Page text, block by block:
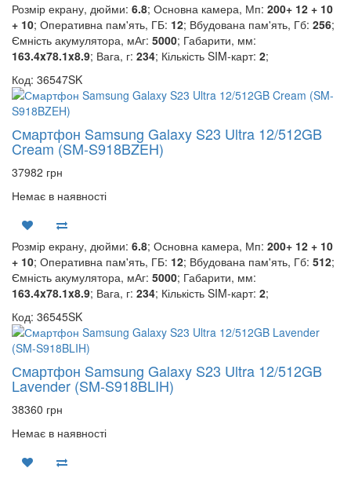
Розмір екрану, дюйми: 6.8; Основна камера, Мп: 200+ 12 + 10
+ 10; Оперативна пам'ять, ГБ: 12; Вбудована пам'ять, Гб: 256;
Ємність акумулятора, мАг: 5000; Габарити, мм:
163.4x78.1x8.9; Вага, г: 234; Кількість SIM-карт: 2;
Код: 36547SK
Смартфон Samsung Galaxy S23 Ultra 12/512GB
Cream (SM-S918BZEH)
37982 грн
Немає в наявності
Розмір екрану, дюйми: 6.8; Основна камера, Мп: 200+ 12 + 10
+ 10; Оперативна пам'ять, ГБ: 12; Вбудована пам'ять, Гб: 512;
Ємність акумулятора, мАг: 5000; Габарити, мм:
163.4x78.1x8.9; Вага, г: 234; Кількість SIM-карт: 2;
Код: 36545SK
Смартфон Samsung Galaxy S23 Ultra 12/512GB
Lavender (SM-S918BLIH)
38360 грн
Немає в наявності